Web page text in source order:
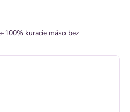
100% kuracie mäso bez